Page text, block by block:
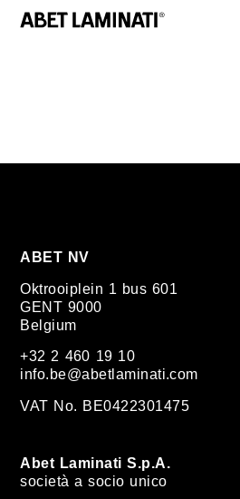
ABET NV
Oktrooiplein 1 bus 601
GENT 9000
Belgium
+32 2 460 19 10
info.be@abetlaminati.com
VAT No. BE0422301475
Abet Laminati S.p.A.
società a socio unico